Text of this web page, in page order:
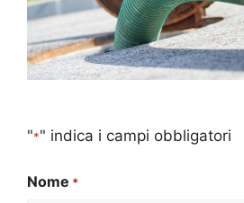
"*" indica i campi obbligatori
Nome *